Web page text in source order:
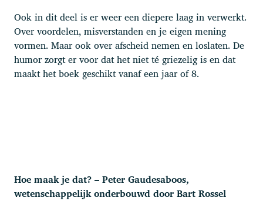
Ook in dit deel is er weer een diepere laag in verwerkt.
Over voordelen, misverstanden en je eigen mening
vormen. Maar ook over afscheid nemen en loslaten. De
humor zorgt er voor dat het niet té griezelig is en dat
maakt het boek geschikt vanaf een jaar of 8.
Hoe maak je dat? – Peter Gaudesaboos,
wetenschappelijk onderbouwd door Bart Rossel